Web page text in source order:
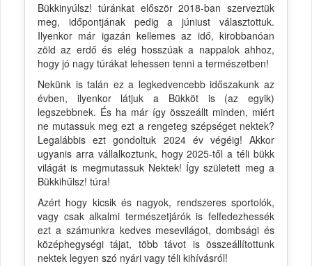
Bükkinyúlsz! túránkat először 2018-ban szerveztük
meg, időpontjának pedig a júniust választottuk.
Ilyenkor már igazán kellemes az idő, kirobbanóan
zöld az erdő és elég hosszúak a nappalok ahhoz,
hogy jó nagy túrákat lehessen tenni a természetben!
Nekünk is talán ez a legkedvencebb időszakunk az
évben, ilyenkor látjuk a Bükköt is (az egyik)
legszebbnek. És ha már így összeállt minden, miért
ne mutassuk meg ezt a rengeteg szépséget nektek?
Legalábbis ezt gondoltuk 2024 év végéig! Akkor
ugyanis arra vállalkoztunk, hogy 2025-től a téli bükk
világát is megmutassuk Nektek! Így született meg a
Bükkihűlsz! túra!
Azért hogy kicsik és nagyok, rendszeres sportolók,
vagy csak alkalmi természetjárók is felfedezhessék
ezt a számunkra kedves mesevilágot, dombsági és
középhegységi tájat, több távot is összeállítottunk
nektek legyen szó nyári vagy téli kihívásról!